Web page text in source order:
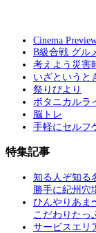
Cinema
B級合戦 グル
考えよう災害
いざというと
祭りびより
ボタニカルラ
脳トレ
手軽にセルフ
特集記事
知る人ぞ知る
勝手に紀州穴
ひんやりあま
こだわりたっ
サービスエリ